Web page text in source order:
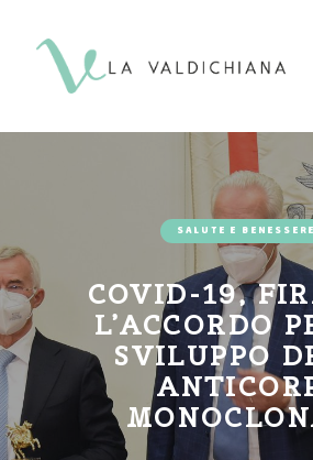
SALUTE E BENESSERE
COVID-19,
L’ACCORDO
SVILUPPO